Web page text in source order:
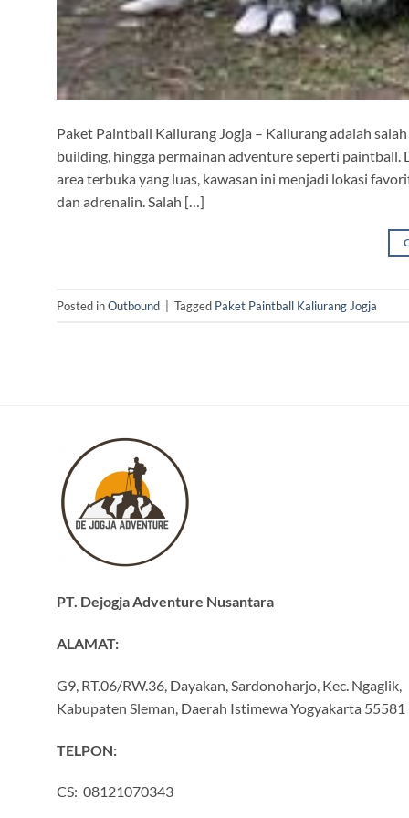
Paket Paintball Kaliurang Jogja – Kaliurang adalah
building, hingga permainan adventure seperti paintball.
area terbuka yang luas, kawasan ini menjadi lokasi
dan adrenalin. Salah […]
Posted inOutbound Tagged Paket Paintball Kaliurang Jogja
PT. Dejogja Adventure Nusantara
ALAMAT:
G9, RT.06/RW.36, Dayakan, Sardonoharjo, Kec. Ngaglik,
Kabupaten Sleman, Daerah Istimewa Yogyakarta 55581
TELPON:
CS: 08121070343